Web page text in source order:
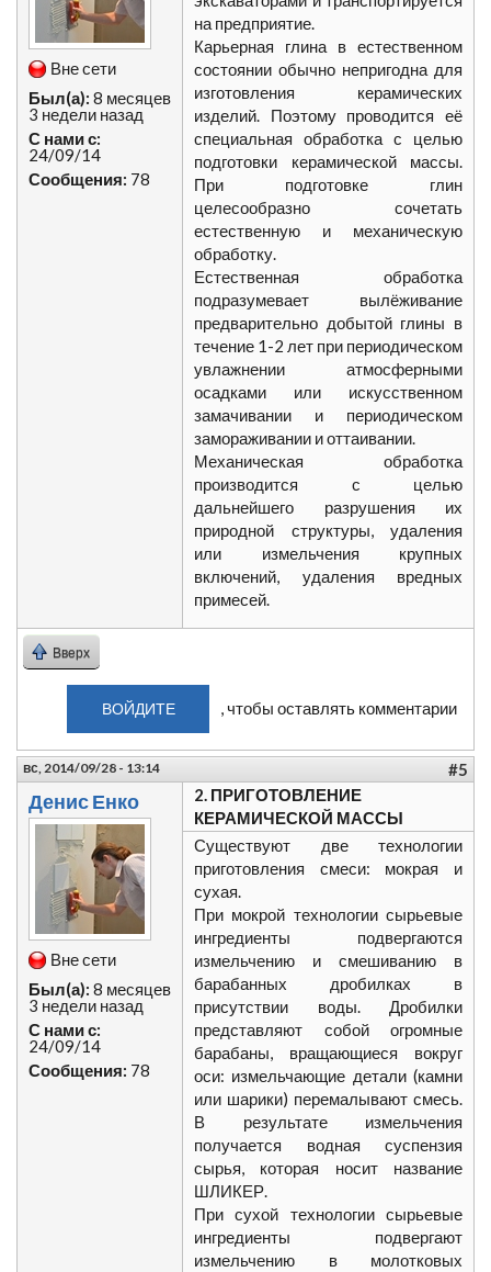
Вне сети
Был(а): 8 месяцев
3 недели назад
С нами с:
24/09/14
Сообщения: 78
на предприятие.
Карьерная глина в естественном
состоянии обычно непригодна для
изготовления керамических
изделий. Поэтому проводится её
специальная обработка с целью
подготовки керамической массы.
При подготовке глин
целесообразно сочетать
естественную и механическую
обработку.
Естественная обработка
подразумевает вылёживание
предварительно добытой глины в
течение 1-2 лет при периодическом
увлажнении атмосферными
осадками или искусственном
замачивании и периодическом
замораживании и оттаивании.
Механическая обработка
производится с целью
дальнейшего разрушения их
природной структуры, удаления
или измельчения крупных
включений, удаления вредных
примесей.
Вверх
ВОЙДИТЕ , чтобы оставлять комментарии
вс, 2014/09/28 - 13:14 #5
Денис Енко
Вне сети
Был(а): 8 месяцев
3 недели назад
С нами с:
24/09/14
Сообщения: 78
2. ПРИГОТОВЛЕНИЕ
КЕРАМИЧЕСКОЙ МАССЫ
Существуют две технологии
приготовления смеси: мокрая и
сухая.
При мокрой технологии сырьевые
ингредиенты подвергаются
измельчению и смешиванию в
барабанных дробилках в
присутствии воды. Дробилки
представляют собой огромные
барабаны, вращающиеся вокруг
оси: измельчающие детали (камни
или шарики) перемалывают смесь.
В результате измельчения
получается водная суспензия
сырья, которая носит название
ШЛИКЕР.
При сухой технологии сырьевые
ингредиенты подвергают
измельчению в молотковых